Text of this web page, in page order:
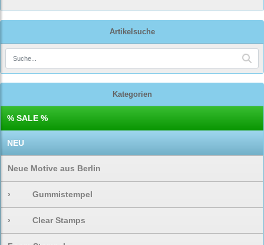
Artikelsuche
Kategorien
% SALE %
NEU
Neue Motive aus Berlin
› Gummistempel
› Clear Stamps